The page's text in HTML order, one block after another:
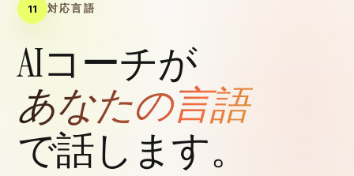
11 対応言語
AIコーチが
あなたの言語
で話します。